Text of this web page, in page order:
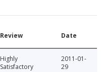
Review Date
Highly
Satisfactory
2011-01-
29